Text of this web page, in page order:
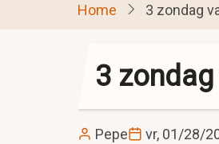
Home 3 zondag
3
Pepe vr, 01/28/